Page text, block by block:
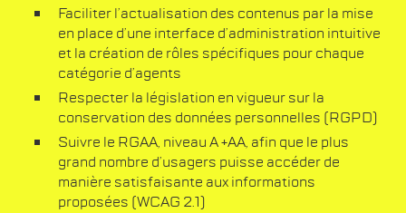
Faciliter l’actualisation des contenus par la mise
en place d’une interface d’administration intuitive
et la création de rôles spécifiques pour chaque
catégorie d’agents
Respecter la législation en vigueur sur la
conservation des données personnelles (RGPD)
Suivre le RGAA, niveau A +AA, afin que le plus
grand nombre d’usagers puisse accéder de
manière satisfaisante aux informations
proposées (WCAG 2.1)